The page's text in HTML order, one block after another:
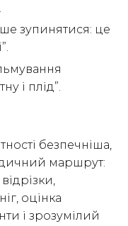
зупинятися: це
і плід”.
безпечніша,
маршрут:
оцінка
і зрозумілий